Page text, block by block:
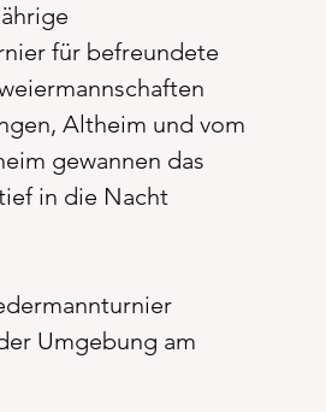
für befreundete
Altheim und vom
gewannen das
in die Nacht
Umgebung am